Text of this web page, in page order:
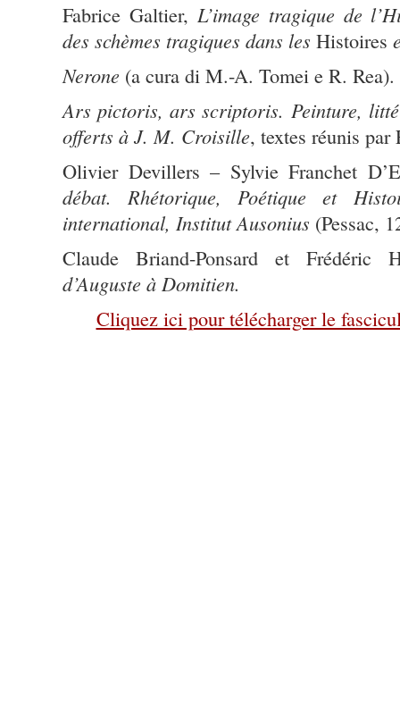
Fabrice Galtier, L’image tragique de
des schèmes tragiques dans les Histoires
Nerone (a cura di M.-A. Tomei e R. Rea).
Ars pictoris, ars scriptoris. Peinture,
offerts à J. M. Croisille, textes réunis
Olivier Devillers – Sylvie Franchet
débat. Rhétorique, Poétique et
international, Institut Ausonius (Pessac,
Claude Briand-Ponsard et Frédéric
d’Auguste à Domitien.
Cliquez ici pour télécharger le